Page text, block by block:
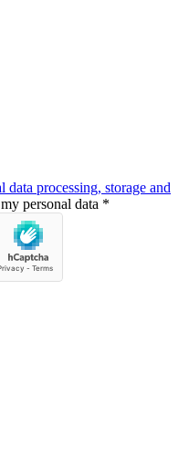
processing, storage and
personal data *